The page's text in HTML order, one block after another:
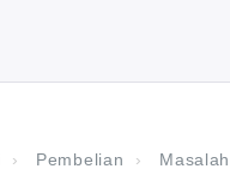
Pembelian